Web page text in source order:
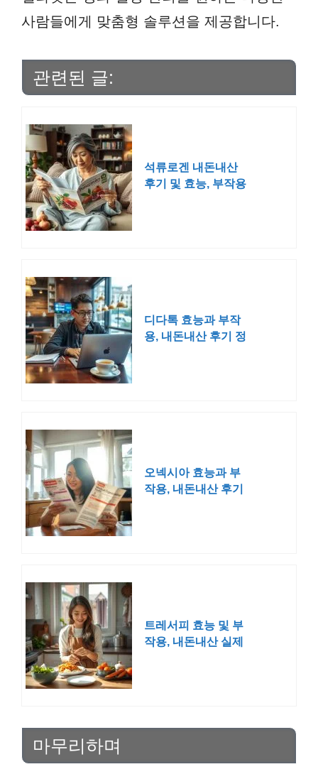
사람들에게 맞춤형 솔루션을 제공합니다.
관련된 글:
석류로겐 내돈내산
후기 및 효능, 부작용
디다톡 효능과 부작
용, 내돈내산 후기 정
오넥시아 효능과 부
작용, 내돈내산 후기
트레서피 효능 및 부
작용, 내돈내산 실제
마무리하며